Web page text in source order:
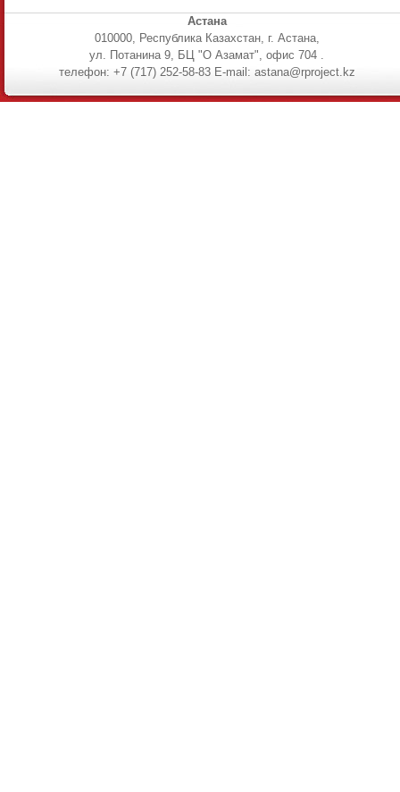
Астана
010000, Республика Казахстан, г. Астана,
ул. Потанина 9, БЦ "О Азамат", офис 704 .
телефон: +7 (717) 252-58-83 E-mail: astana@rproject.kz